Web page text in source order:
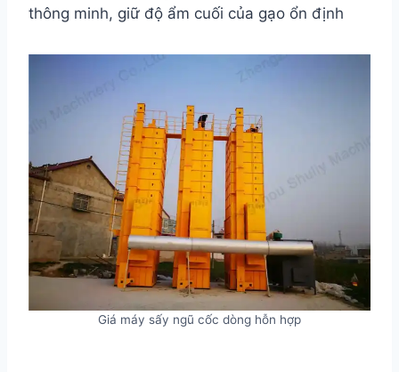
thông minh, giữ độ ẩm cuối của gạo ổn định
Giá máy sấy ngũ cốc dòng hỗn hợp